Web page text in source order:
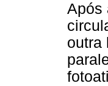
Após
outra